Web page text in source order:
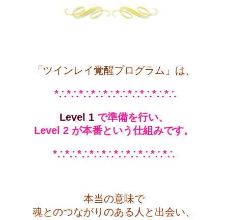
「ツインレイ覚醒プログラム」は、
*∴*∴*∴*∴*∴*∴*∴*∴*∴*∴
Level 1 で準備を行い、
Level 2 が本番という仕組みです。
*∴*∴*∴*∴*∴*∴*∴*∴*∴*∴
本当の意味で
魂とのつながりのある人と出会い、